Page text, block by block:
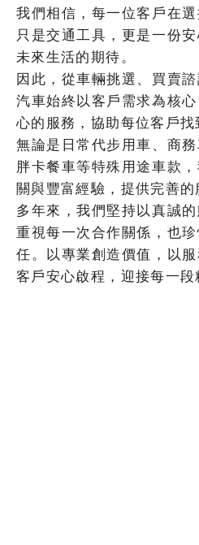
我們相信，每一位客戶在
只是交通工具，更是一份
未來生活的期待。
因此，從車輛挑選、買賣
汽車始終以客戶需求為核
心的服務，協助每位客戶找
無論是日常代步用車、商務
胖卡餐車等特殊用途車款
關與豐富經驗，提供完善的
多年來，我們堅持以真誠
重視每一次合作關係，也
任。以專業創造價值，以
客戶安心啟程，迎接每一段